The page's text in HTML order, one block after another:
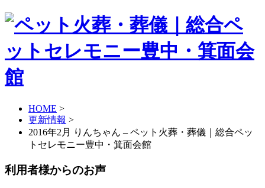
HOME >
更新情報 >
2016年2月 りんちゃん – ペット火葬・葬儀｜総合ペッ
トセレモニー豊中・箕面会館
利用者様からのお声